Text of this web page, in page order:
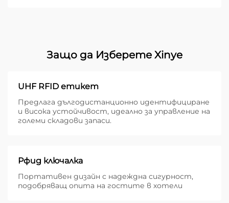
Защо да Изберете Xinye
UHF RFID етикет
Предлага дългодистанционно идентифициране
и висока устойчивост, идеално за управление на
големи складови запаси.
Рфид ключалка
Портативен дизайн с надеждна сигурност,
подобряващ опита на гостите в хотели